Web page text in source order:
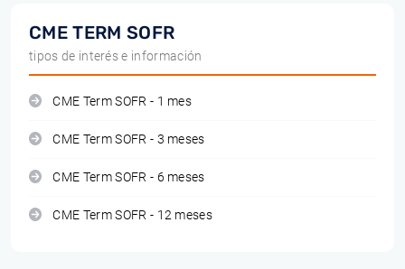
CME TERM SOFR
tipos de interés e información
CME Term SOFR - 1 mes
CME Term SOFR - 3 meses
CME Term SOFR - 6 meses
CME Term SOFR - 12 meses